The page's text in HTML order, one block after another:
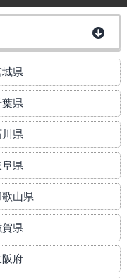
城県
葉県
川県
阜県
歌山県
賀県
阪府